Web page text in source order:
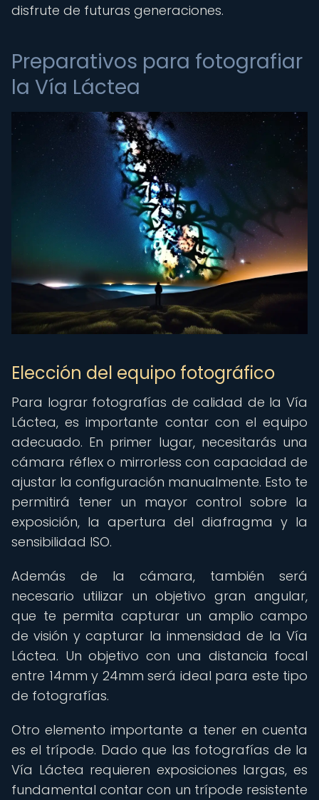
disfrute de futuras generaciones.
Preparativos para fotografiar
la Vía Láctea
Elección del equipo fotográfico
Para lograr fotografías de calidad de la Vía
Láctea, es importante contar con el equipo
adecuado. En primer lugar, necesitarás una
cámara réflex o mirrorless con capacidad de
ajustar la configuración manualmente. Esto te
permitirá tener un mayor control sobre la
exposición, la apertura del diafragma y la
sensibilidad ISO.
Además de la cámara, también será
necesario utilizar un objetivo gran angular,
que te permita capturar un amplio campo
de visión y capturar la inmensidad de la Vía
Láctea. Un objetivo con una distancia focal
entre 14mm y 24mm será ideal para este tipo
de fotografías.
Otro elemento importante a tener en cuenta
es el trípode. Dado que las fotografías de la
Vía Láctea requieren exposiciones largas, es
fundamental contar con un trípode resistente